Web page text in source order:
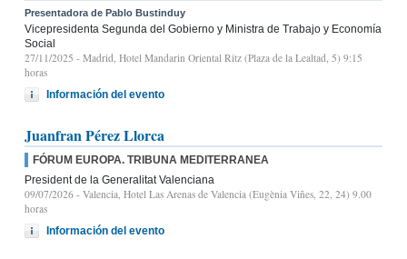
Presentadora de Pablo Bustinduy
Vicepresidenta Segunda del Gobierno y Ministra de Trabajo y Economía
Social
27/11/2025 - Madrid, Hotel Mandarin Oriental Ritz (Plaza de la Lealtad, 5) 9:15
horas
Información del evento
Juanfran Pérez Llorca
FÓRUM EUROPA. TRIBUNA MEDITERRANEA
President de la Generalitat Valenciana
09/07/2026 - Valencia, Hotel Las Arenas de Valencia (Eugènia Viñes, 22, 24) 9.00
horas
Información del evento